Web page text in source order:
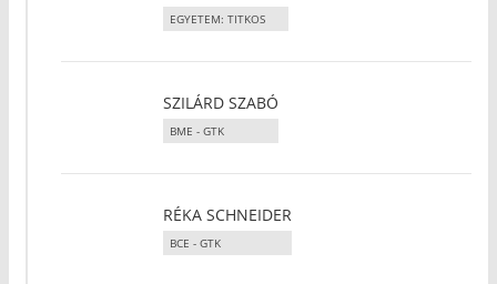
EGYETEM: TITKOS
SZILÁRD SZABÓ
BME - GTK
RÉKA SCHNEIDER
BCE - GTK